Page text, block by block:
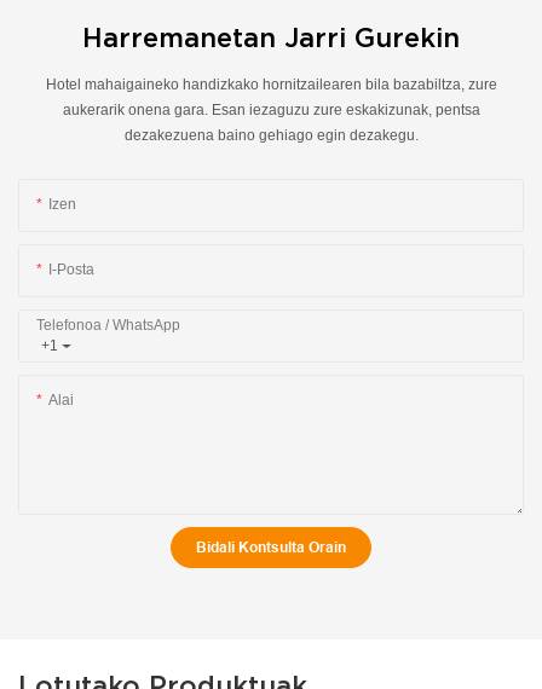
Harremanetan Jarri Gurekin
Hotel mahaigaineko handizkako hornitzailearen bila bazabiltza, zure
aukerarik onena gara. Esan iezaguzu zure eskakizunak, pentsa
dezakezuena baino gehiago egin dezakegu.
Izen
I-Posta
+1
Telefonoa / WhatsApp
Alai
Bidali Kontsulta Orain